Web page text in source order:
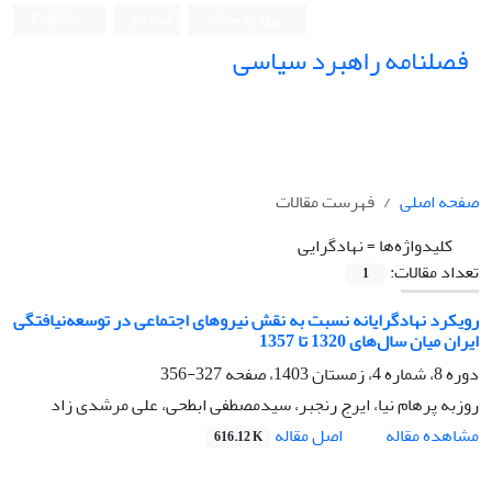
فصلنامه راهبرد سیاسی
صفحه اصلی
فهرست مقالات
کلیدواژه‌ها =نهادگرایی
تعداد مقالات:
1
رویکرد نهادگرایانه نسبت به نقش نیروهای اجتماعی در توسعه‌نیافتگی
ایران میان سال‌های 1320 تا 1357
دوره 8، شماره 4، زمستان 1403، صفحه
327-356
روزبه پرهام نیا، ایرج رنجبر، سیدمصطفی ابطحی، علی مرشدی زاد
مشاهده مقاله
اصل مقاله 616.12 K